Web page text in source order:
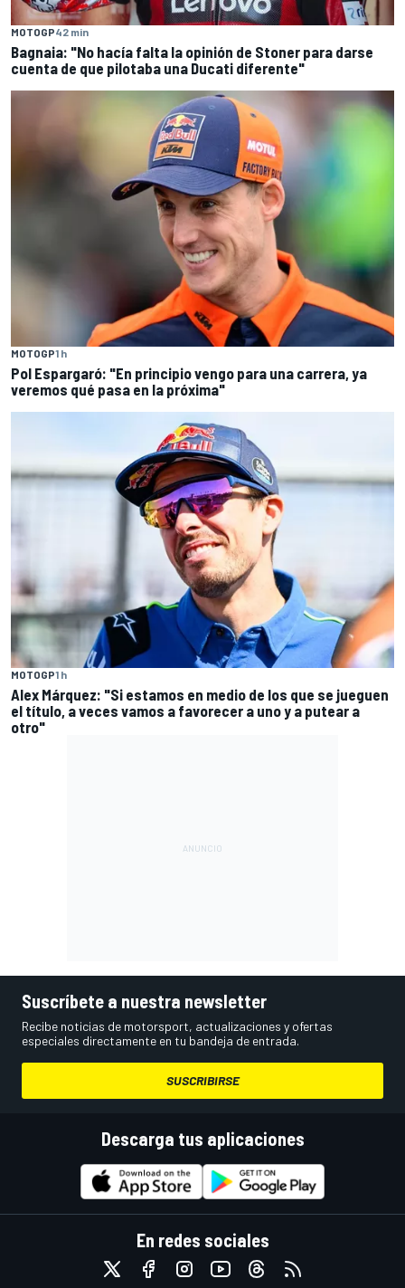
MOTOGP42 min
Bagnaia: "No hacía falta la opinión de Stoner para darse
cuenta de que pilotaba una Ducati diferente"
MOTOGP1 h
Pol Espargaró: "En principio vengo para una carrera, ya
veremos qué pasa en la próxima"
MOTOGP1 h
Alex Márquez: "Si estamos en medio de los que se jueguen
el título, a veces vamos a favorecer a uno y a putear a
otro"
Suscríbete a nuestra newsletter
Recibe noticias de motorsport, actualizaciones y ofertas
especiales directamente en tu bandeja de entrada.
SUSCRIBIRSE
Descarga tus aplicaciones
En redes sociales